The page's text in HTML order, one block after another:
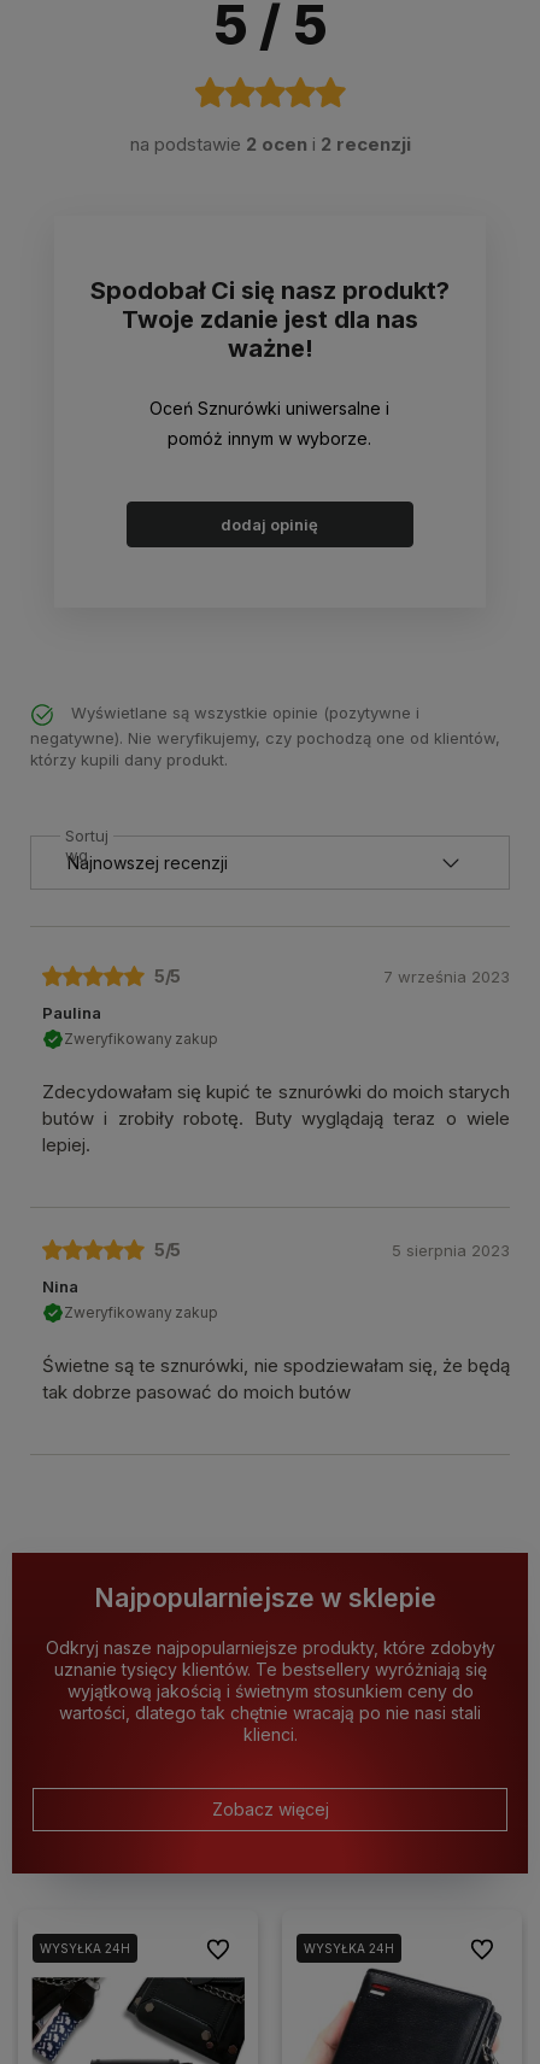
5 / 5
na podstawie 2 ocen i 2 recenzji
Spodobał Ci się nasz produkt?
Twoje zdanie jest dla nas
ważne!
Oceń Sznurówki uniwersalne i
pomóż innym w wyborze.
dodaj opinię
Wyświetlane są wszystkie opinie (pozytywne i
negatywne). Nie weryfikujemy, czy pochodzą one od klientów,
którzy kupili dany produkt.
Sortuj
wg
5/5
Paulina
Zweryfikowany zakup
Zdecydowałam się kupić te sznurówki do moich starych
butów i zrobiły robotę. Buty wyglądają teraz o wiele
lepiej.
7 września 2023
5/5
Nina
Zweryfikowany zakup
Świetne są te sznurówki, nie spodziewałam się, że będą
tak dobrze pasować do moich butów
5 sierpnia 2023
Najpopularniejsze w sklepie
Odkryj nasze najpopularniejsze produkty, które zdobyły
uznanie tysięcy klientów. Te bestsellery wyróżniają się
wyjątkową jakością i świetnym stosunkiem ceny do
wartości, dlatego tak chętnie wracają po nie nasi stali
klienci.
Zobacz więcej
WYSYŁKA 24H Do ulubionychWYSYŁKA 24H Do